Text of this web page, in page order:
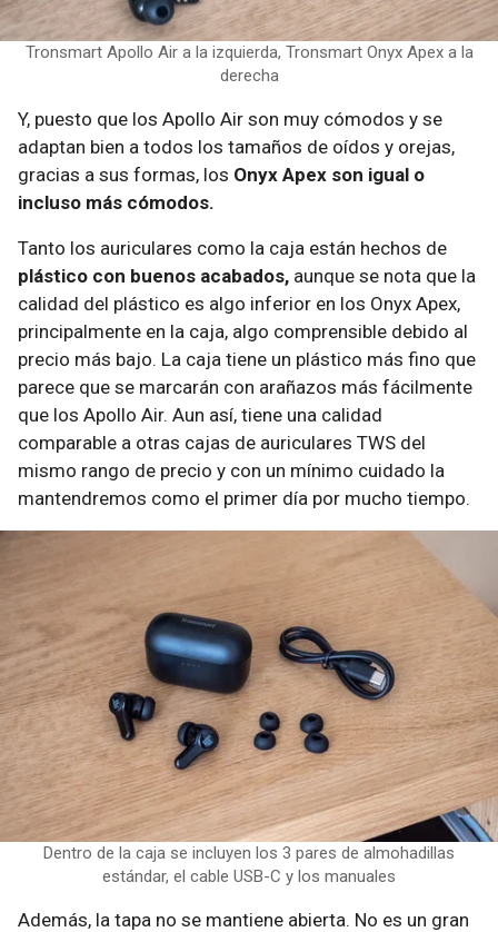
Tronsmart Apollo Air a la izquierda, Tronsmart Onyx Apex a la
derecha
Y, puesto que los Apollo Air son muy cómodos y se
adaptan bien a todos los tamaños de oídos y orejas,
gracias a sus formas, los Onyx Apex son igual o
incluso más cómodos.
Tanto los auriculares como la caja están hechos de
plástico con buenos acabados, aunque se nota que la
calidad del plástico es algo inferior en los Onyx Apex,
principalmente en la caja, algo comprensible debido al
precio más bajo. La caja tiene un plástico más fino que
parece que se marcarán con arañazos más fácilmente
que los Apollo Air. Aun así, tiene una calidad
comparable a otras cajas de auriculares TWS del
mismo rango de precio y con un mínimo cuidado la
mantendremos como el primer día por mucho tiempo.
Dentro de la caja se incluyen los 3 pares de almohadillas
estándar, el cable USB-C y los manuales
Además, la tapa no se mantiene abierta. No es un gran